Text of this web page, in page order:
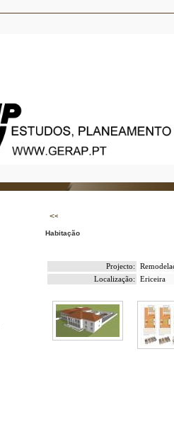
Habitação
Projecto:
Localização:
Ericeira